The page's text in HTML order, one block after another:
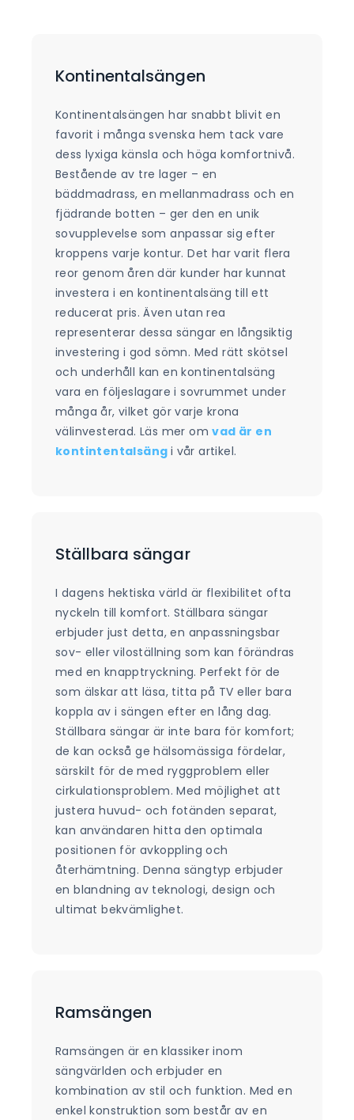
Kontinentalsängen
Kontinentalsängen har snabbt blivit en
favorit i många svenska hem tack vare
dess lyxiga känsla och höga komfortnivå.
Bestående av tre lager – en
bäddmadrass, en mellanmadrass och en
fjädrande botten – ger den en unik
sovupplevelse som anpassar sig efter
kroppens varje kontur. Det har varit flera
reor genom åren där kunder har kunnat
investera i en kontinentalsäng till ett
reducerat pris. Även utan rea
representerar dessa sängar en långsiktig
investering i god sömn. Med rätt skötsel
och underhåll kan en kontinentalsäng
vara en följeslagare i sovrummet under
många år, vilket gör varje krona
välinvesterad. Läs mer omvad är en
kontintentalsäng i vår artikel.
Ställbara sängar
I dagens hektiska värld är flexibilitet ofta
nyckeln till komfort. Ställbara sängar
erbjuder just detta, en anpassningsbar
sov- eller viloställning som kan förändras
med en knapptryckning. Perfekt för de
som älskar att läsa, titta på TV eller bara
koppla av i sängen efter en lång dag.
Ställbara sängar är inte bara för komfort;
de kan också ge hälsomässiga fördelar,
särskilt för de med ryggproblem eller
cirkulationsproblem. Med möjlighet att
justera huvud- och fotänden separat,
kan användaren hitta den optimala
positionen för avkoppling och
återhämtning. Denna sängtyp erbjuder
en blandning av teknologi, design och
ultimat bekvämlighet.
Ramsängen
Ramsängen är en klassiker inom
sängvärlden och erbjuder en
kombination av stil och funktion. Med en
enkel konstruktion som består av en